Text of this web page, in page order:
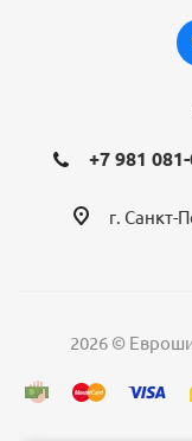
+7 981
г. Санкт-
2026 ©